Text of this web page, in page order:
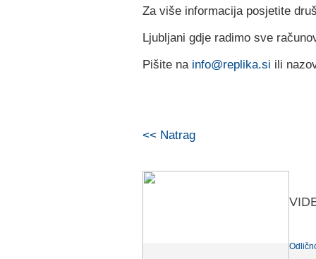
Za više informacija posjetite
Ljubljani gdje radimo sve
Pišite na info@replika.si ili
<< Natrag